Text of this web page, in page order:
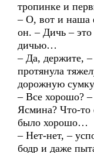
тропинке и
– О, вот и наша
он. – Дичь –
дичью…
– Да, держите,
протянула
дорожную
– Все хорошо?
Ясмина? Что-то
было хорошо…
– Нет-нет, –
бодр и даже